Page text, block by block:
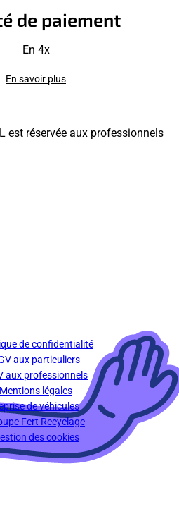
de paiement
En 4x
En savoir plus
est réservée aux professionnels
de confidentialité
aux particuliers
aux professionnels
Mentions légales
de véhicules
Fert Recyclage
des cookies